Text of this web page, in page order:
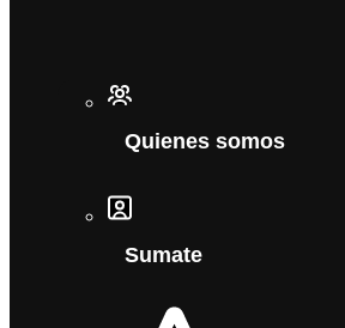
Quienes somos
Sumate